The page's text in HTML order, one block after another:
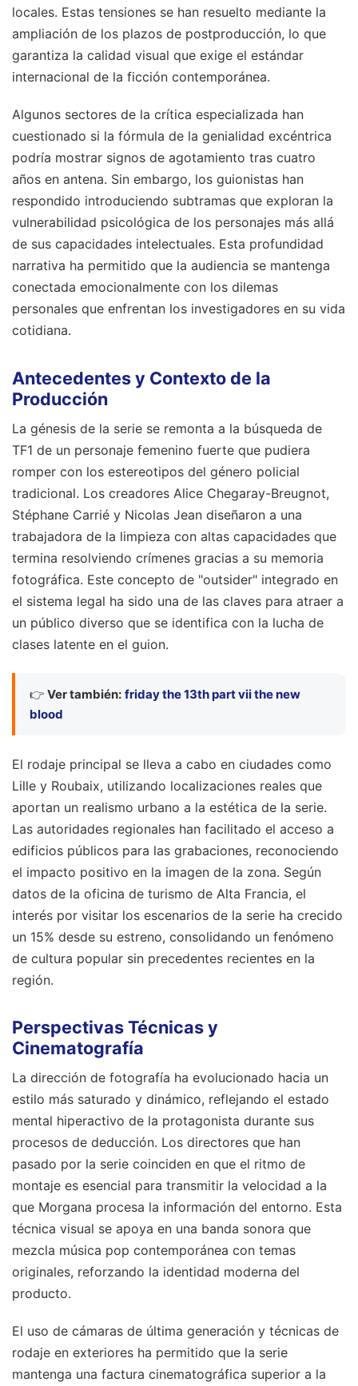
locales. Estas tensiones se han resuelto mediante la
ampliación de los plazos de postproducción, lo que
garantiza la calidad visual que exige el estándar
internacional de la ficción contemporánea.
Algunos sectores de la crítica especializada han
cuestionado si la fórmula de la genialidad excéntrica
podría mostrar signos de agotamiento tras cuatro
años en antena. Sin embargo, los guionistas han
respondido introduciendo subtramas que exploran la
vulnerabilidad psicológica de los personajes más allá
de sus capacidades intelectuales. Esta profundidad
narrativa ha permitido que la audiencia se mantenga
conectada emocionalmente con los dilemas
personales que enfrentan los investigadores en su vida
cotidiana.
Antecedentes y Contexto de la
Producción
La génesis de la serie se remonta a la búsqueda de
TF1 de un personaje femenino fuerte que pudiera
romper con los estereotipos del género policial
tradicional. Los creadores Alice Chegaray-Breugnot,
Stéphane Carrié y Nicolas Jean diseñaron a una
trabajadora de la limpieza con altas capacidades que
termina resolviendo crímenes gracias a su memoria
fotográfica. Este concepto de "outsider" integrado en
el sistema legal ha sido una de las claves para atraer a
un público diverso que se identifica con la lucha de
clases latente en el guion.
👉 Ver también: friday the 13th part vii the new
blood
El rodaje principal se lleva a cabo en ciudades como
Lille y Roubaix, utilizando localizaciones reales que
aportan un realismo urbano a la estética de la serie.
Las autoridades regionales han facilitado el acceso a
edificios públicos para las grabaciones, reconociendo
el impacto positivo en la imagen de la zona. Según
datos de la oficina de turismo de Alta Francia, el
interés por visitar los escenarios de la serie ha crecido
un 15% desde su estreno, consolidando un fenómeno
de cultura popular sin precedentes recientes en la
región.
Perspectivas Técnicas y
Cinematografía
La dirección de fotografía ha evolucionado hacia un
estilo más saturado y dinámico, reflejando el estado
mental hiperactivo de la protagonista durante sus
procesos de deducción. Los directores que han
pasado por la serie coinciden en que el ritmo de
montaje es esencial para transmitir la velocidad a la
que Morgana procesa la información del entorno. Esta
técnica visual se apoya en una banda sonora que
mezcla música pop contemporánea con temas
originales, reforzando la identidad moderna del
producto.
El uso de cámaras de última generación y técnicas de
rodaje en exteriores ha permitido que la serie
mantenga una factura cinematográfica superior a la